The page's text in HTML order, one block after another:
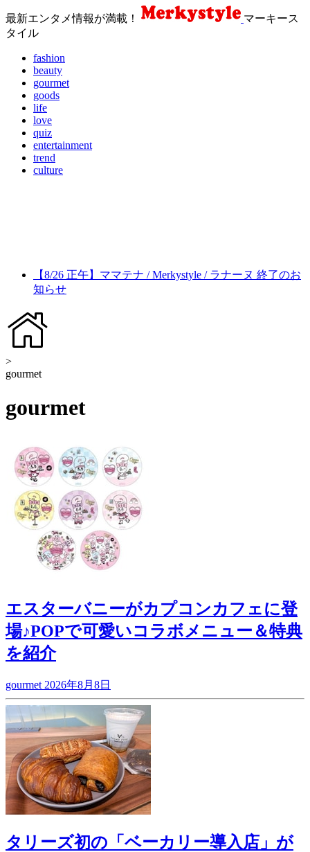
最新エンタメ情報が満載！
マーキース
タイル
fashion
beauty
gourmet
goods
life
love
quiz
entertainment
trend
culture
【8/26 正午】ママテナ / Merkystyle / ラナーヌ 終了のお
知らせ
>
gourmet
gourmet
エスターバニーがカプコンカフェに登
場♪POPで可愛いコラボメニュー＆特典
を紹介
gourmet 2026年8月8日
タリーズ初の「ベーカリー導入店」が